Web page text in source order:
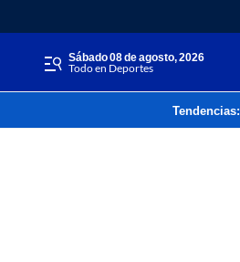
sábado 08 de agosto, 2026
Todo en Deportes
Tendencias: